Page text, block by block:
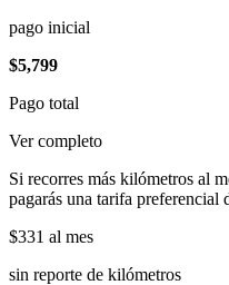
pago inicial
$5,799
Pago total
Ver completo
Si recorres más kilómetros al
pagarás una tarifa preferencial
$331 al mes
sin reporte de kilómetros